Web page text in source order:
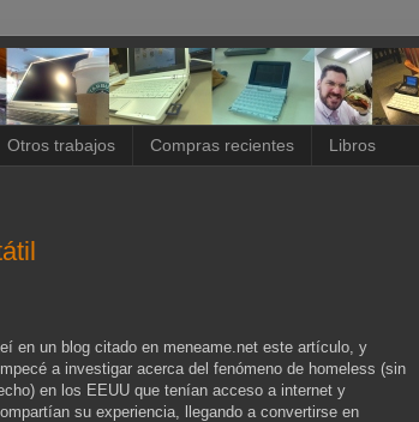
Otros trabajos Compras recientes Libros
eí en un blog citado en meneame.net este artículo, y
a investigar acerca del fenómeno de homeless (sin
en los EEUU que tenían acceso a internet y
su experiencia, llegando a convertirse en